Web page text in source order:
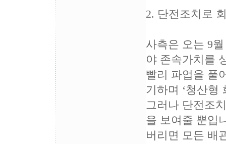
2. 단전조치로
사측은 오는 9
야 존속가치를
빨리 파업을 풀
기하며 ‘청산형
그러나 단전조
을 보여줄 뿐입
버리면 모든 배